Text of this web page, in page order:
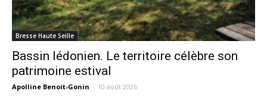
Bresse Haute Seille
Bassin lédonien. Le territoire célèbre son
patrimoine estival
Apolline Benoit-Gonin - 10 août 2026